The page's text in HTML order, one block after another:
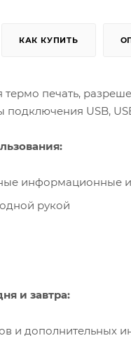
КАК КУПИТЬ
печать,
USB,
информационные
рукой
и завтра:
и дополнительных